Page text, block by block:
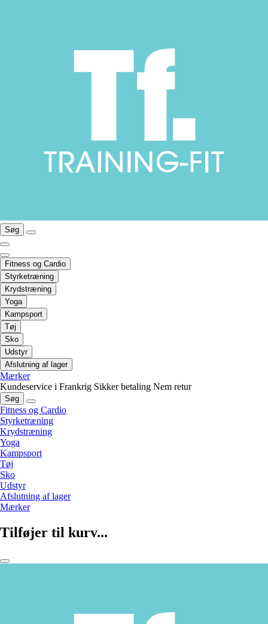
Søg
Fitness og Cardio
Styrketræning
Krydstræning
Yoga
Kampsport
Tøj
Sko
Udstyr
Afslutning af lager
Mærker
Kundeservice i Frankrig Sikker betaling Nem retur
Søg
Fitness og Cardio
Styrketræning
Krydstræning
Yoga
Kampsport
Tøj
Sko
Udstyr
Afslutning af lager
Mærker
Tilføjer til kurv...